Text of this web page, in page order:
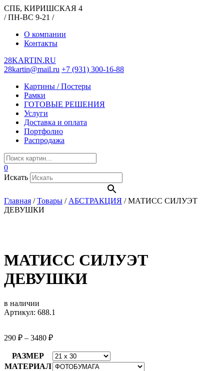
СПБ, КИРИШСКАЯ 4
/ ПН-ВС 9-21 /
О компании
Контакты
28KARTIN.RU
28kartin@mail.ru +7 (931) 300-16-88
Картины / Постеры
Рамки
ГОТОВЫЕ РЕШЕНИЯ
Услуги
Доставка и оплата
Портфолио
Распродажа
0
Искать
Главная /Товары / АБСТРАКЦИЯ /МАТИСС СИЛУЭТ
ДЕВУШКИ
МАТИСС СИЛУЭТ
ДЕВУШКИ
в наличии
Артикул: 688.1
290 ₽ – 3480 ₽
РАЗМЕР
МАТЕРИАЛ